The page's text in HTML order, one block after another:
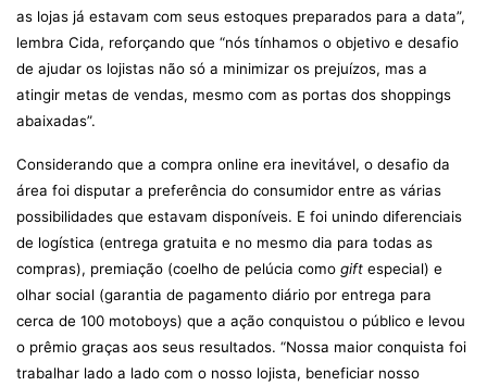
as lojas já estavam com seus estoques preparados para a data”,
lembra Cida, reforçando que “nós tínhamos o objetivo e desafio
de ajudar os lojistas não só a minimizar os prejuízos, mas a
atingir metas de vendas, mesmo com as portas dos shoppings
abaixadas”.
Considerando que a compra online era inevitável, o desafio da
área foi disputar a preferência do consumidor entre as várias
possibilidades que estavam disponíveis. E foi unindo diferenciais
de logística (entrega gratuita e no mesmo dia para todas as
compras), premiação (coelho de pelúcia como gift especial) e
olhar social (garantia de pagamento diário por entrega para
cerca de 100 motoboys) que a ação conquistou o público e levou
o prêmio graças aos seus resultados. “Nossa maior conquista foi
trabalhar lado a lado com o nosso lojista, beneficiar nosso